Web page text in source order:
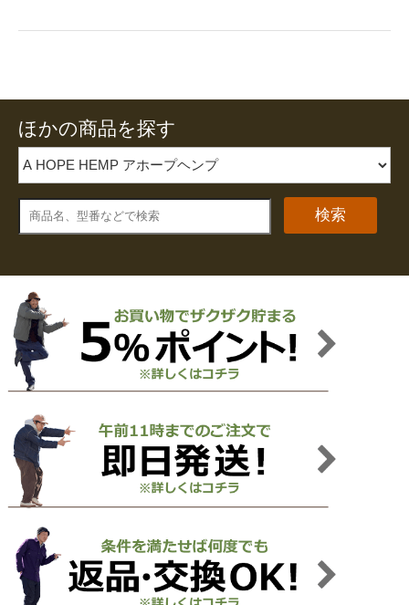
ほかの商品を探す
検索